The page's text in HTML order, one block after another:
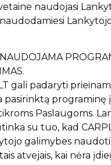
naudojasi
gali padaryti
pasirinktą programinę
Paslaugoms.
su tuo, kad
galimybes
atvejais, kai nėra